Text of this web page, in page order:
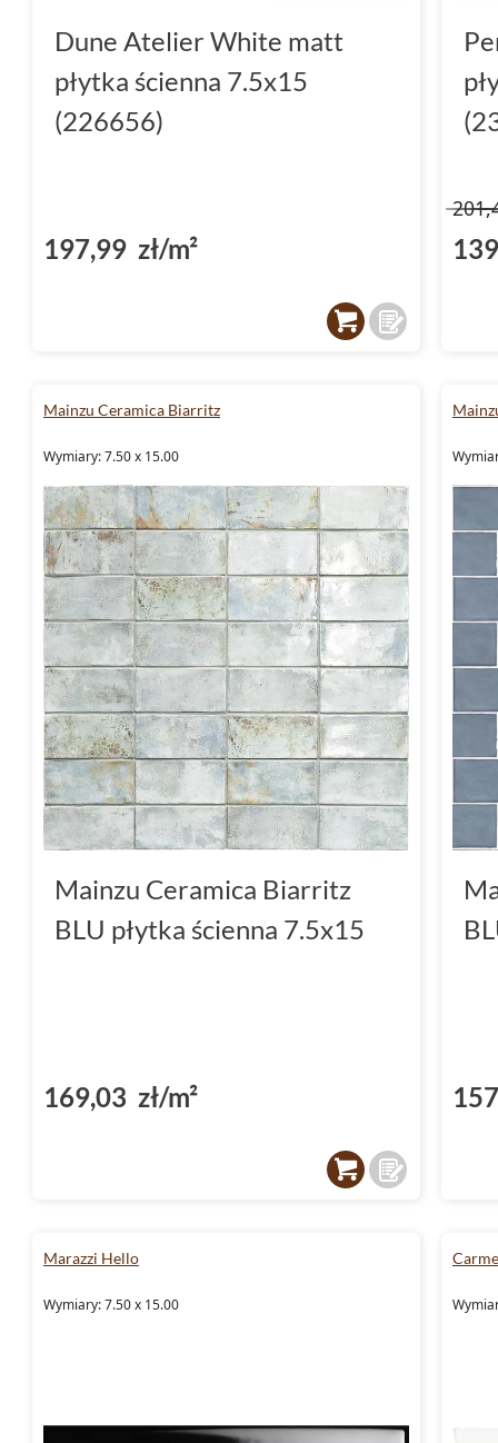
Dune Atelier White matt
płytka ścienna 7.5x15
(226656)
197,99 zł/m²
Mainzu Ceramica Biarritz
Wymiary: 7.50 x 15.00
Mainzu Ceramica Biarritz
BLU płytka ścienna 7.5x15
169,03 zł/m²
Marazzi Hello
Wymiary: 7.50 x 15.00